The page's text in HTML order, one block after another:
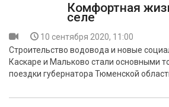
Комфортная
селе
10 сентября 2020, 11:00
Строительство водовода и новые
Каскаре и Мальково стали основными
поездки губернатора Тюменской